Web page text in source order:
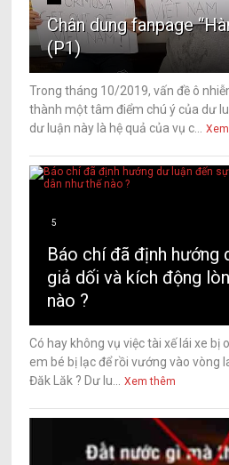
Chân dung fanpage
(P1)
Trong tháng 10/2019, vấn đề ô
thành một tâm điểm chú ý của dư
dư luận này là hệ quả của vụ c...
5
Báo chí đã định hướng
giả dối và kích động
nào ?
Có hay không vụ việc tài xế lái xe bị
em bé bị lạc để rồi vướng vào vòng
Đăk Lăk ? Dư lu...
Xem thêm